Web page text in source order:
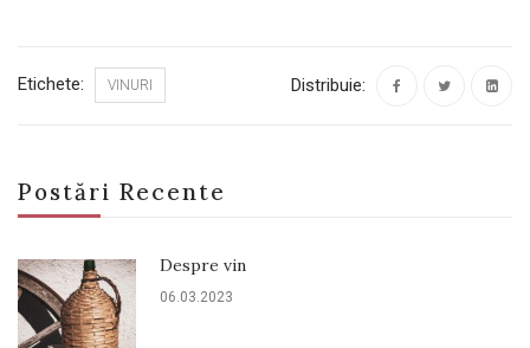
Postări Recente
Despre vin
06.03.2023
Etichete: VINURI Distribuie: